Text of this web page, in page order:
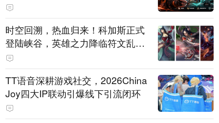
时空回溯，热血归来！科加斯正式
登陆峡谷，英雄之力降临符文乱
斗！
TT语音深耕游戏社交，2026China
Joy四大IP联动引爆线下引流闭环